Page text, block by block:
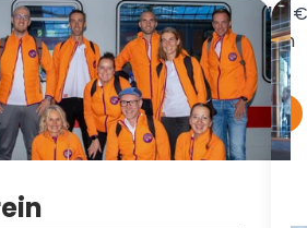
Min. sponsorgeld: €
Afstand: 42,195 km
SCHRIJF JE IN
MEER INFORMATIE